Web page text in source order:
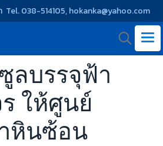
Tel. 038-514105, hokanka@yahoo.com
ลบรรจุฟ้า
ให้ศูนย์
หินซ้อน